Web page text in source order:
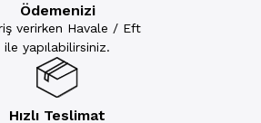
Ödemenizi
verirken Havale / Eft
ile yapılabilirsiniz.
Hızlı Teslimat